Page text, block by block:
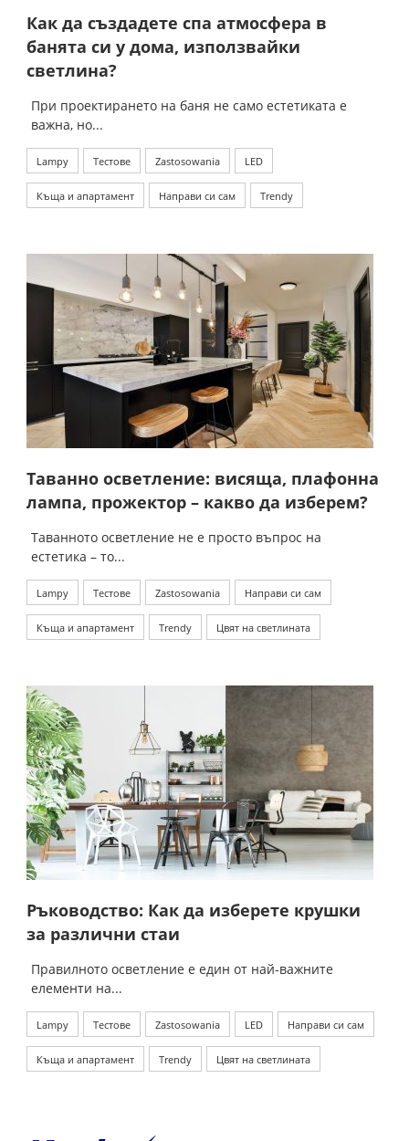
Как да създадете спа атмосфера в
банята си у дома, използвайки
светлина?
При проектирането на баня не само естетиката е
важна, но...
Lampy Тестове Zastosowania LED
Къща и апартамент Направи си сам Trendy
Таванно осветление: висяща, плафонна
лампа, прожектор – какво да изберем?
Таванното осветление не е просто въпрос на
естетика – то...
Lampy Тестове Zastosowania Направи си сам
Къща и апартамент Trendy Цвят на светлината
Ръководство: Как да изберете крушки
за различни стаи
Правилното осветление е един от най-важните
елементи на...
Lampy Тестове Zastosowania LED Направи си сам
Къща и апартамент Trendy Цвят на светлината